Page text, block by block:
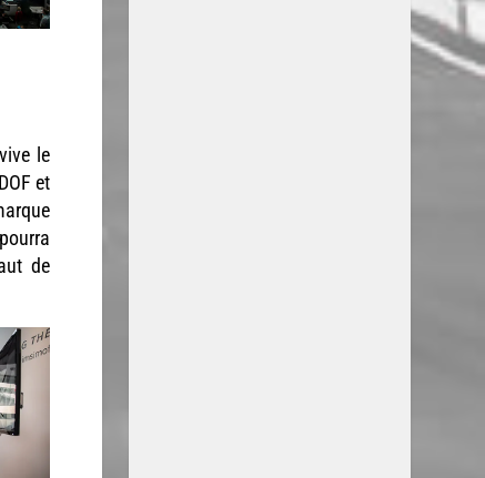
le
et
de